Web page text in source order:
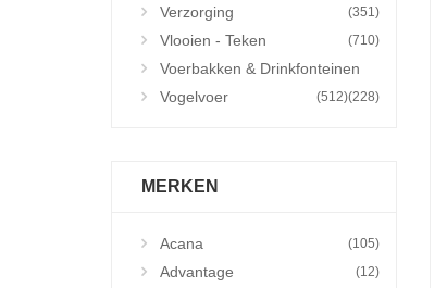
Verzorging (351)
Vlooien - Teken (710)
Voerbakken & Drinkfonteinen
(228)
Vogelvoer (512)
MERKEN
Acana (105)
Advantage (12)